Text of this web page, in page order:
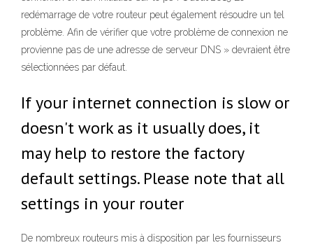
redémarrage de votre routeur peut également résoudre un tel
problème. Afin de vérifier que votre problème de connexion ne
provienne pas de une adresse de serveur DNS » devraient être
sélectionnées par défaut.
If your internet connection is slow or
doesn't work as it usually does, it
may help to restore the factory
default settings. Please note that all
settings in your router
De nombreux routeurs mis à disposition par les fournisseurs